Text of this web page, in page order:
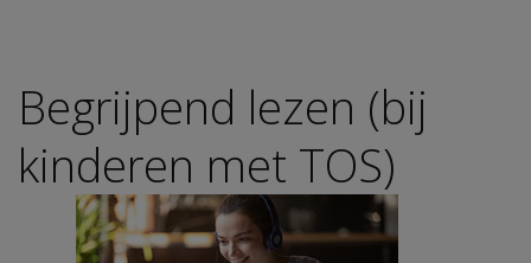
Begrijpend lezen (bij
kinderen met TOS)